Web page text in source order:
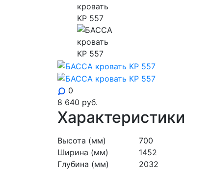
0
8 640 руб.
Характеристики
Высота (мм)
700
Ширина (мм)
1452
Глубина (мм)
2032